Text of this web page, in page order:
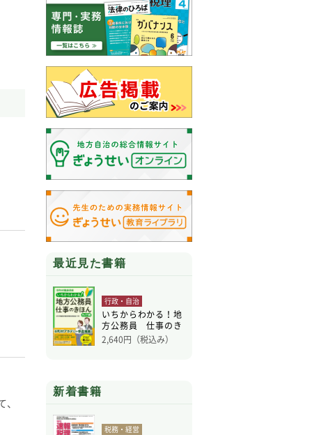
最近見た書籍
行政・自治
いちからわかる！地
方公務員 仕事のき
ほん
2,640円（税込み）
新着書籍
税務・経営